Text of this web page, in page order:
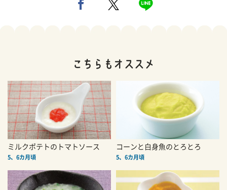
ミルクポテトのトマトソース
5、6カ月頃
コーンと白身魚のとろとろ
5、6カ月頃